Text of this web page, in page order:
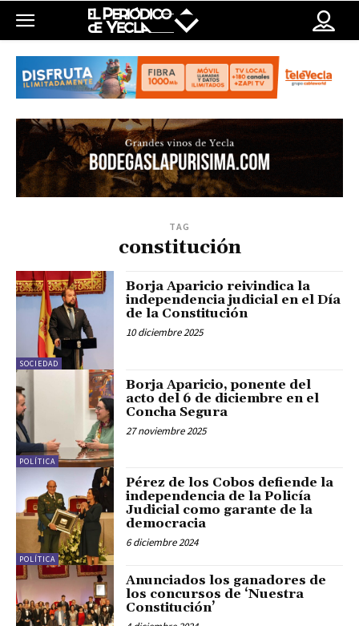
TAG
constitución
SOCIEDAD
Borja Aparicio reivindica la
independencia judicial en el Día
de la Constitución
10 diciembre 2025
POLÍTICA
Borja Aparicio, ponente del
acto del 6 de diciembre en el
Concha Segura
27 noviembre 2025
POLÍTICA
Pérez de los Cobos defiende la
independencia de la Policía
Judicial como garante de la
democracia
6 diciembre 2024
Anunciados los ganadores de
los concursos de ‘Nuestra
Constitución’